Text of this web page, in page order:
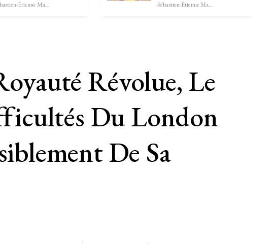
Sébastien-Étienne Marechal Sébastien-Étienne Marechal
Révolue, Le
Du London
De Sa